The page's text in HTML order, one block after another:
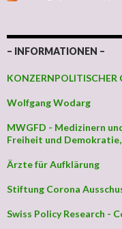
– INFORMATIONEN –
KONZERNPOLITISCHER
Wolfgang Wodarg
MWGFD - Medizinern
Freiheit und Demokratie,
Ärzte für Aufklärung
Stiftung Corona
Swiss Policy Research -